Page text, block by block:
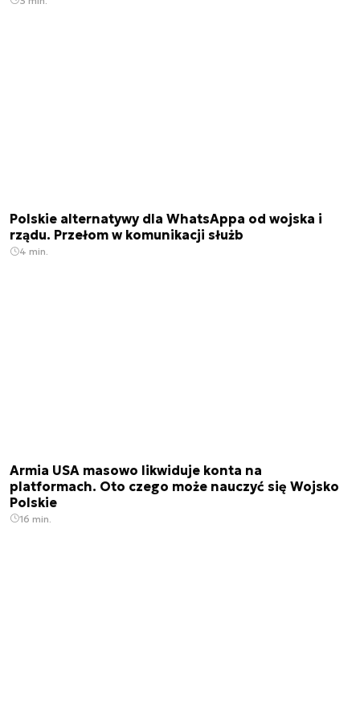
Polskie alternatywy dla WhatsAppa od wojska i
rządu. Przełom w komunikacji służb
4 min.
Armia USA masowo likwiduje konta na
platformach. Oto czego może nauczyć się Wojsko
Polskie
16 min.